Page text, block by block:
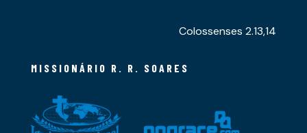
Colossenses 2.13,14
MISSIONÁRIO R. R. SOARES